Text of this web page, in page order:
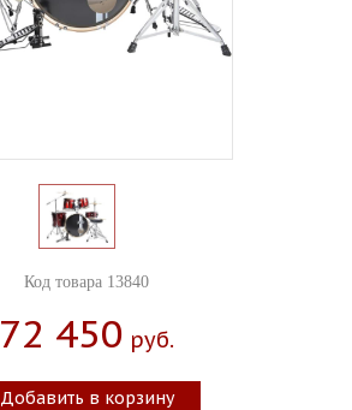
Код товара 13840
72 450 Руб.
Добавить в корзину